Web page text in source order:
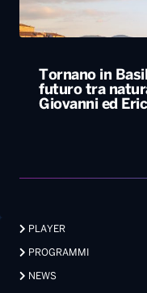
Tornano in
futuro tra
Giovanni ed
PLAYER
PROGRAMMI
NEWS